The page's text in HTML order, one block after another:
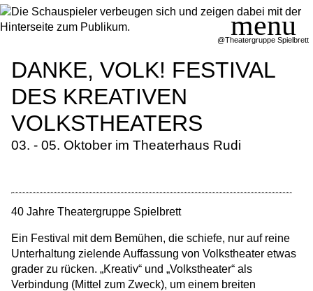
SPIELPLAN
THEATERGRUPPEN
KURSE/WORKSHOPS
AKTUELLES
KONTAKT
@Theatergruppe Spielbrett
DANKE, VOLK! FESTIVAL
DES KREATIVEN
VOLKSTHEATERS
03. - 05. Oktober im Theaterhaus Rudi
40 Jahre Theatergruppe Spielbrett
Ein Festival mit dem Bemühen, die schiefe, nur auf reine
Unterhaltung zielende Auffassung von Volkstheater etwas
grader zu rücken. „Kreativ“ und „Volkstheater“ als
Verbindung (Mittel zum Zweck), um einem breiten